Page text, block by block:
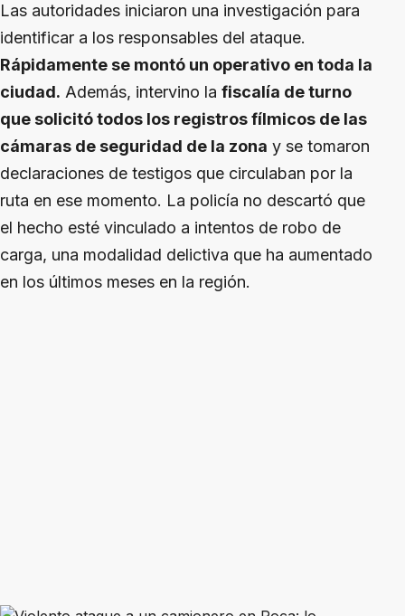
Las autoridades iniciaron una investigación para
identificar a los responsables del ataque.
Rápidamente se montó un operativo en toda la
ciudad. Además, intervino la fiscalía de turno
que solicitó todos los registros fílmicos de las
cámaras de seguridad de la zona y se tomaron
declaraciones de testigos que circulaban por la
ruta en ese momento. La policía no descartó que
el hecho esté vinculado a intentos de robo de
carga, una modalidad delictiva que ha aumentado
en los últimos meses en la región.